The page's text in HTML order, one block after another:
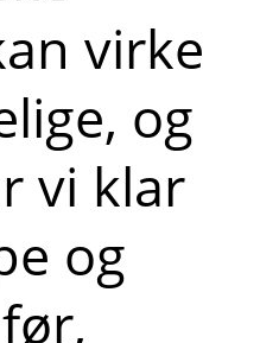
virke
og
vi klar
og